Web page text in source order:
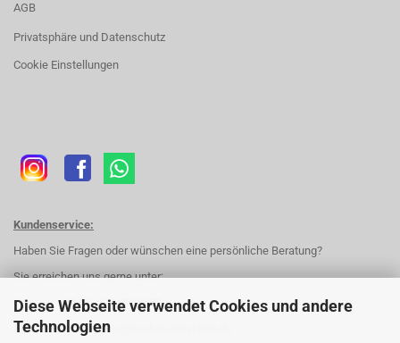
Diese Webseite verwendet Cookies und andere
Technologien
AGB
Privatsphäre und Datenschutz
Cookie Einstellungen
Kundenservice:
Haben Sie Fragen oder wünschen eine persönliche Beratung?
Sie erreichen uns gerne unter:
Telefon: +49 (0) 172 8263382
E-Mail: forschershop@fruehes-forschen.de